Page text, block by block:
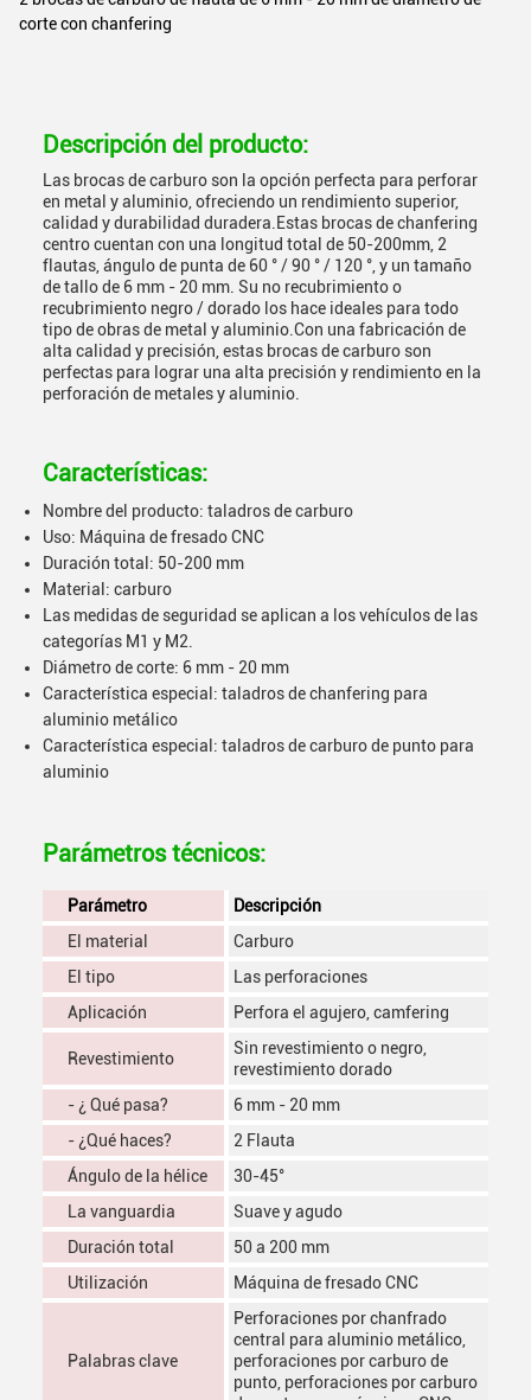
corte con chanfering
Descripción del producto:
Las brocas de carburo son la opción perfecta para perforar
en metal y aluminio, ofreciendo un rendimiento superior,
calidad y durabilidad duradera.Estas brocas de chanfering
centro cuentan con una longitud total de 50-200mm, 2
flautas, ángulo de punta de 60 ° / 90 ° / 120 °, y un tamaño
de tallo de 6 mm - 20 mm. Su no recubrimiento o
recubrimiento negro / dorado los hace ideales para todo
tipo de obras de metal y aluminio.Con una fabricación de
alta calidad y precisión, estas brocas de carburo son
perfectas para lograr una alta precisión y rendimiento en la
perforación de metales y aluminio.
Características:
Nombre del producto: taladros de carburo
Uso: Máquina de fresado CNC
Duración total: 50-200 mm
Material: carburo
Las medidas de seguridad se aplican a los vehículos de las
categorías M1 y M2.
Diámetro de corte: 6 mm - 20 mm
Característica especial: taladros de chanfering para
aluminio metálico
Característica especial: taladros de carburo de punto para
aluminio
Parámetros técnicos:
Parámetro
Descripción
El material
Carburo
El tipo
Las perforaciones
Aplicación
Perfora el agujero, camfering
Revestimiento
Sin revestimiento o negro,
revestimiento dorado
- ¿ Qué pasa?
6 mm - 20 mm
- ¿Qué haces?
2 Flauta
Ángulo de la hélice
30-45°
La vanguardia
Suave y agudo
Duración total
50 a 200 mm
Utilización
Máquina de fresado CNC
Palabras clave
Perforaciones por chanfrado
central para aluminio metálico,
perforaciones por carburo de
punto, perforaciones por carburo